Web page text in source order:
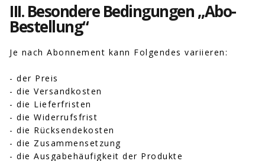
III. Besondere Bedingungen „Abo-
Bestellung“
Je nach Abonnement kann Folgendes variieren:
- der Preis
- die Versandkosten
- die Lieferfristen
- die Widerrufsfrist
- die Rücksendekosten
- die Zusammensetzung
- die Ausgabehäufigkeit der Produkte